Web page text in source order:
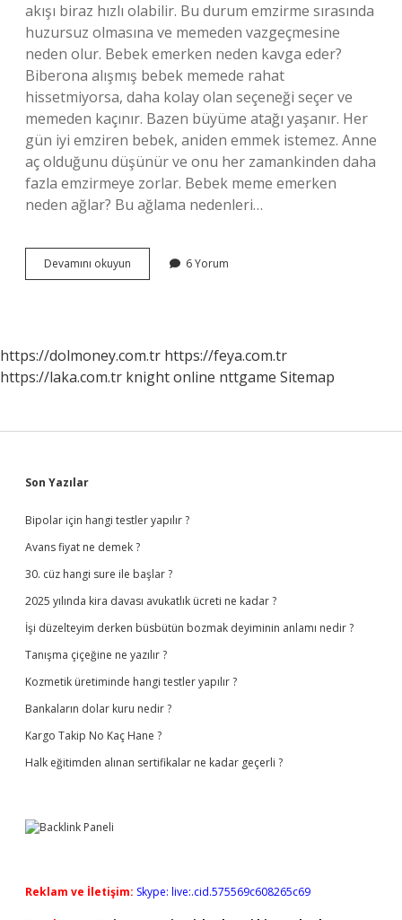
akışı biraz hızlı olabilir. Bu durum emzirme sırasında
huzursuz olmasına ve memeden vazgeçmesine
neden olur. Bebek emerken neden kavga eder?
Biberona alışmış bebek memede rahat
hissetmiyorsa, daha kolay olan seçeneği seçer ve
memeden kaçınır. Bazen büyüme atağı yaşanır. Her
gün iyi emziren bebek, aniden emmek istemez. Anne
aç olduğunu düşünür ve onu her zamankinden daha
fazla emzirmeye zorlar. Bebek meme emerken
neden ağlar? Bu ağlama nedenleri…
Devamını okuyun
Emerken
6 Yorum
https://dolmoney.com.tr https://feya.com.tr
https://laka.com.tr knight online nttgame Sitemap
Sidebar
Son Yazılar
Bipolar için hangi testler yapılır ?
Avans fiyat ne demek ?
30. cüz hangi sure ile başlar ?
2025 yılında kira davası avukatlık ücreti ne kadar ?
İşi düzelteyim derken büsbütün bozmak deyiminin anlamı nedir ?
Tanışma çiçeğine ne yazılır ?
Kozmetik üretiminde hangi testler yapılır ?
Bankaların dolar kuru nedir ?
Kargo Takip No Kaç Hane ?
Halk eğitimden alınan sertifikalar ne kadar geçerli ?
Reklam ve İletişim: Skype: live:.cid.575569c608265c69